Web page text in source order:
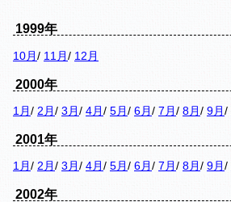
1999年
10月 / 11月 / 12月
2000年
1月 / 2月 / 3月 / 4月 / 5月 / 6月 / 7月 / 8月 / 9月 /
2001年
1月 / 2月 / 3月 / 4月 / 5月 / 6月 / 7月 / 8月 / 9月 /
2002年